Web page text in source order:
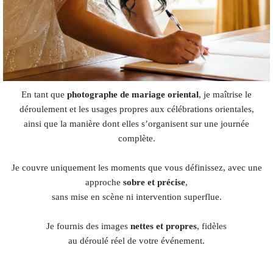
En tant que photographe de mariage oriental, je maîtrise le
déroulement et les usages propres aux célébrations orientales,
ainsi que la manière dont elles s’organisent sur une journée
complète.
Je couvre uniquement les moments que vous définissez, avec une
approche sobre et précise,
sans mise en scène ni intervention superflue.
Je fournis des images nettes et propres, fidèles
au déroulé réel de votre événement.